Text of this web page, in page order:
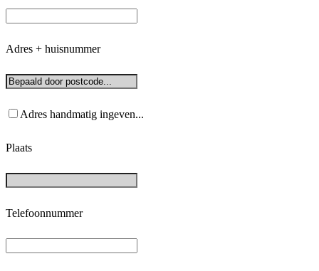
Adres + huisnummer
Adres handmatig ingeven...
Plaats
Telefoonnummer